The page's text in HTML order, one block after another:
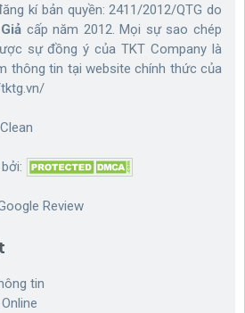
kí bản quyền: 2411/2012/QTG do
cấp năm 2012. Mọi sự sao chép
sự đồng ý của TKT Company là
thông tin tại website chính thức của
Review
tin